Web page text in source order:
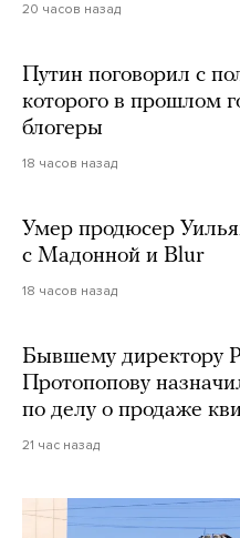
20 часов назад
Путин поговорил с
которого в прошлом
блогеры
18 часов назад
Умер продюсер
с Мадонной и Blur
18 часов назад
Бывшему директору
Протопопову
по делу о продаже
21 час назад